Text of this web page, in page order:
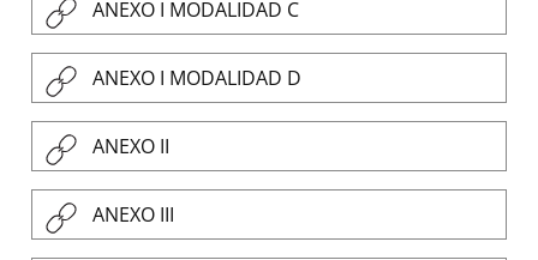
ANEXO I MODALIDAD C
ANEXO I MODALIDAD D
ANEXO II
ANEXO III